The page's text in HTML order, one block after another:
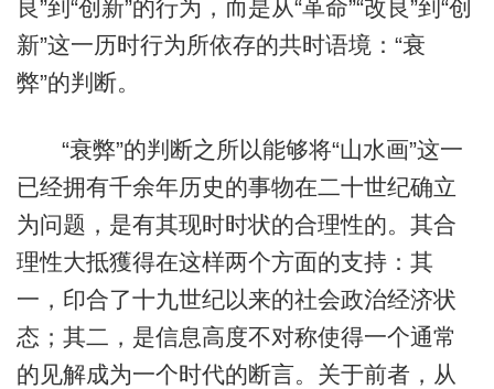
良”到“创新”的行为，而是从“革命”“改良”到“创
新”这一历时行为所依存的共时语境：“衰
弊”的判断。
“衰弊”的判断之所以能够将“山水画”这一
已经拥有千余年历史的事物在二十世纪确立
为问题，是有其现时时状的合理性的。其合
理性大抵獲得在这样两个方面的支持：其
一，印合了十九世纪以来的社会政治经济状
态；其二，是信息高度不对称使得一个通常
的见解成为一个时代的断言。关于前者，从